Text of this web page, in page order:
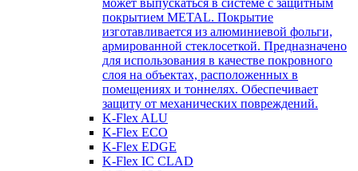
может выпускаться в системе c защитным
покрытием METAL. Покрытие
изготавливается из алюминиевой фольги,
армированной стеклосеткой. Предназначено
для использования в качестве покровного
слоя на объектах, расположенных в
помещениях и тоннелях. Обеспечивает
защиту от механических повреждений.
K-Flex ALU
K-Flex ECO
K-Flex EDGE
K-Flex IC CLAD